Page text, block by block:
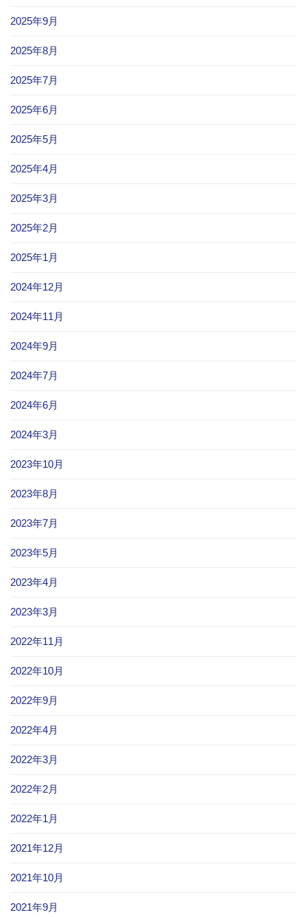
2025年9月
2025年8月
2025年7月
2025年6月
2025年5月
2025年4月
2025年3月
2025年2月
2025年1月
2024年12月
2024年11月
2024年9月
2024年7月
2024年6月
2024年3月
2023年10月
2023年8月
2023年7月
2023年5月
2023年4月
2023年3月
2022年11月
2022年10月
2022年9月
2022年4月
2022年3月
2022年2月
2022年1月
2021年12月
2021年10月
2021年9月